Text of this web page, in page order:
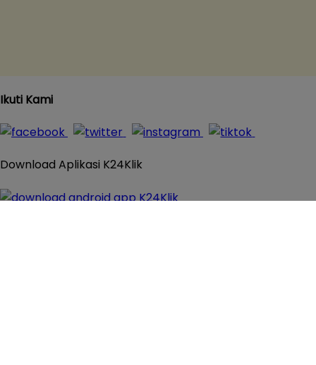
Ikuti Kami
Download Aplikasi K24Klik